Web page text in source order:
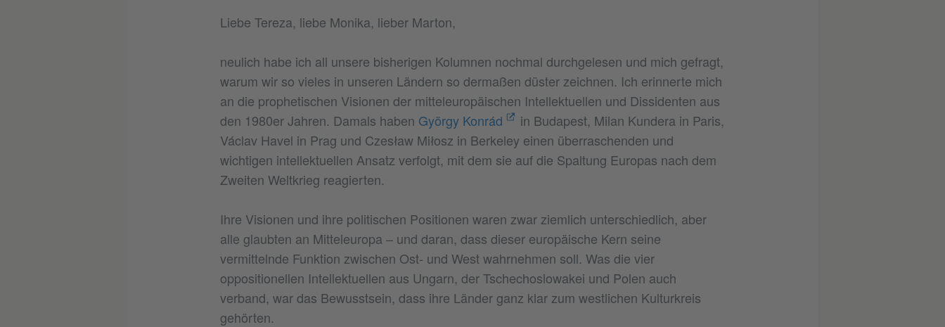
Liebe Tereza, liebe Monika, lieber Marton,
neulich habe ich all unsere bisherigen Kolumnen nochmal durchgelesen und mich gefragt,
warum wir so vieles in unseren Ländern so dermaßen düster zeichnen. Ich erinnerte mich
an die prophetischen Visionen der mitteleuropäischen Intellektuellen und Dissidenten aus
den 1980er Jahren. Damals haben György Konrád
in Budapest, Milan Kundera in Paris,
Václav Havel in Prag und Czesław Miłosz in Berkeley einen überraschenden und
wichtigen intellektuellen Ansatz verfolgt, mit dem sie auf die Spaltung Europas nach dem
Zweiten Weltkrieg reagierten.
Ihre Visionen und ihre politischen Positionen waren zwar ziemlich unterschiedlich, aber
alle glaubten an Mitteleuropa – und daran, dass dieser europäische Kern seine
vermittelnde Funktion zwischen Ost- und West wahrnehmen soll. Was die vier
oppositionellen Intellektuellen aus Ungarn, der Tschechoslowakei und Polen auch
verband, war das Bewusstsein, dass ihre Länder ganz klar zum westlichen Kulturkreis
gehörten.